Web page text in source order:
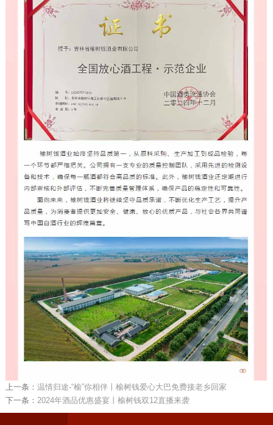
上一条： 温情归途-“榆”你相伴丨榆树钱爱心大巴免费接老乡回家
下一条： 2024年酒品优惠盛宴丨榆树钱双12直播来袭